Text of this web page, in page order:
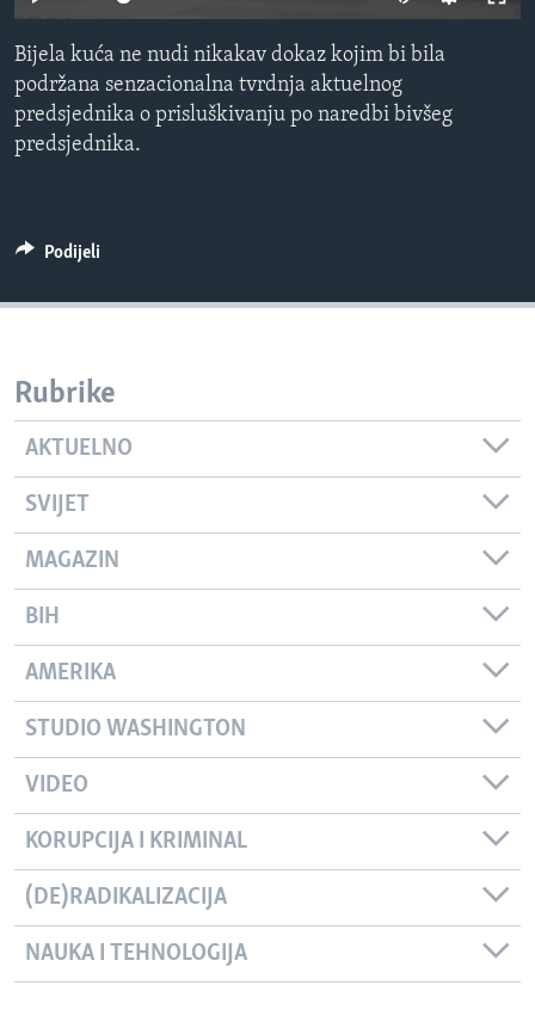
MAGAZIN
O GLASU AMERIKE
Learning English
Jezici
Bijela kuća ne nudi nikakav dokaz kojim bi bila
podržana senzacionalna tvrdnja aktuelnog
predsjednika o prisluškivanju po naredbi bivšeg
predsjednika.
Podijeli
Rubrike
AKTUELNO
SVIJET
MAGAZIN
BIH
AMERIKA
STUDIO WASHINGTON
VIDEO
KORUPCIJA I KRIMINAL
(DE)RADIKALIZACIJA
NAUKA I TEHNOLOGIJA